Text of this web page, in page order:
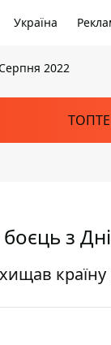
Україна
2022
з
країну